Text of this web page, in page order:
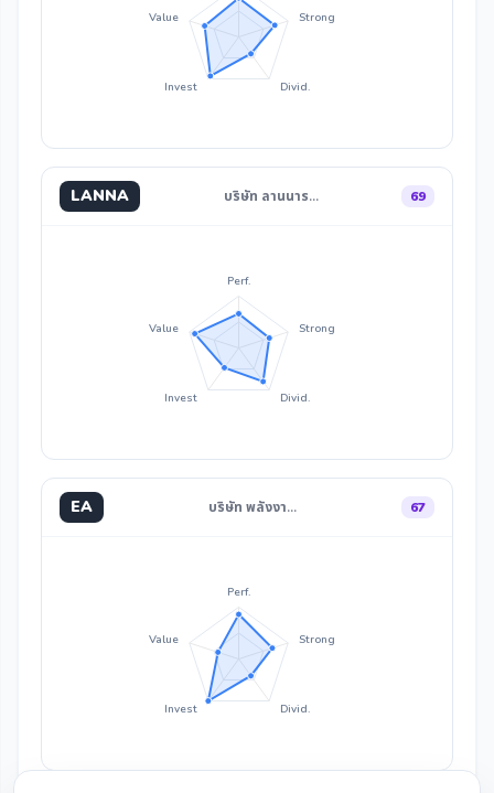
Strong
Divid.
Invest
Value
LANNA บริษัท ลานนาร… 69
Perf.
Strong
Divid.
Invest
Value
EA บริษัท พลังงา… 67
Perf.
Strong
Divid.
Invest
Value